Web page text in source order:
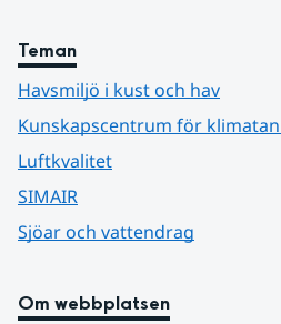
Teman
Havsmiljö i kust och hav
Kunskapscentrum för
Luftkvalitet
SIMAIR
Sjöar och vattendrag
Om webbplatsen